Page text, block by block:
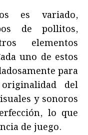
es variado,
de pollitos,
elementos
uno de estos
para
del
y sonoros
lo que
de juego.